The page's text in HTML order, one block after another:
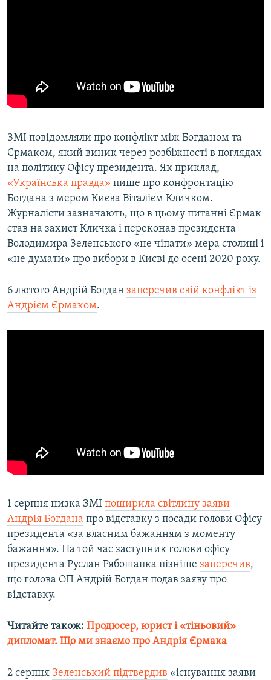
ЗМІ повідомляли про конфлікт між Богданом та
Єрмаком, який виник через розбіжності в поглядах
на політику Офісу президента. Як приклад,
«Українська правда» пише про конфронтацію
Богдана з мером Києва Віталієм Кличком.
Журналісти зазначають, що в цьому питанні Єрмак
став на захист Кличка і переконав президента
Володимира Зеленського «не чіпати» мера столиці і
«не думати» про вибори в Києві до осені 2020 року.
6 лютого Андрій Богдан заперечив свій конфлікт із
Андрієм Єрмаком.
1 серпня низка ЗМІ поширила світлину заяви
Андрія Богдана про відставку з посади голови Офісу
президента «за власним бажанням з моменту
бажання». На той час заступник голови офісу
президента Руслан Рябошапка пізніше заперечив,
що голова ОП Андрій Богдан подав заяву про
відставку.
Читайте також: Продюсер, юрист і «тіньовий»
дипломат. Що ми знаємо про Андрія Єрмака
2 серпня Зеленський підтвердив «існування заяви